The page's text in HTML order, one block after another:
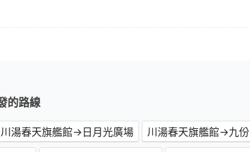
的路線
川湯春天旗艦館→日月光廣場 川湯春天旗艦館→九份